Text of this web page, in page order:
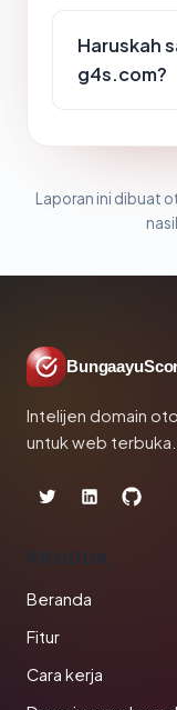
Haruskah
g4s.com?
Laporan ini dibuat
Intelijen domain
untuk web terbuka.
PRODUK
Beranda
Fitur
Cara kerja